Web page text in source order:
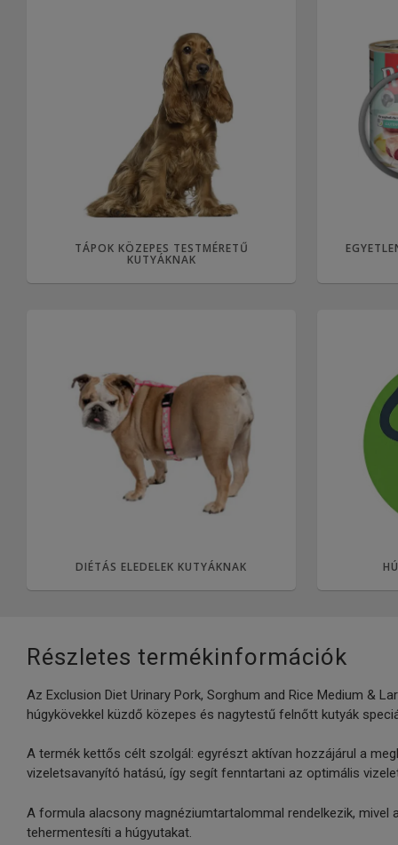
TÁPOK KÖZEPES TESTMÉRETŰ
KUTYÁKNAK
DIÉTÁS ELEDELEK KUTYÁKNAK
Részletes termékinformációk
Az Exclusion Diet Urinary Pork, Sorghum and Rice Medium &
húgykövekkel küzdő közepes és nagytestű felnőtt kutyák
A termék kettős célt szolgál: egyrészt aktívan hozzájárul a
vizeletsavanyító hatású, így segít fenntartani az optimális
A formula alacsony magnéziumtartalommal rendelkezik,
tehermentesíti a húgyutakat.